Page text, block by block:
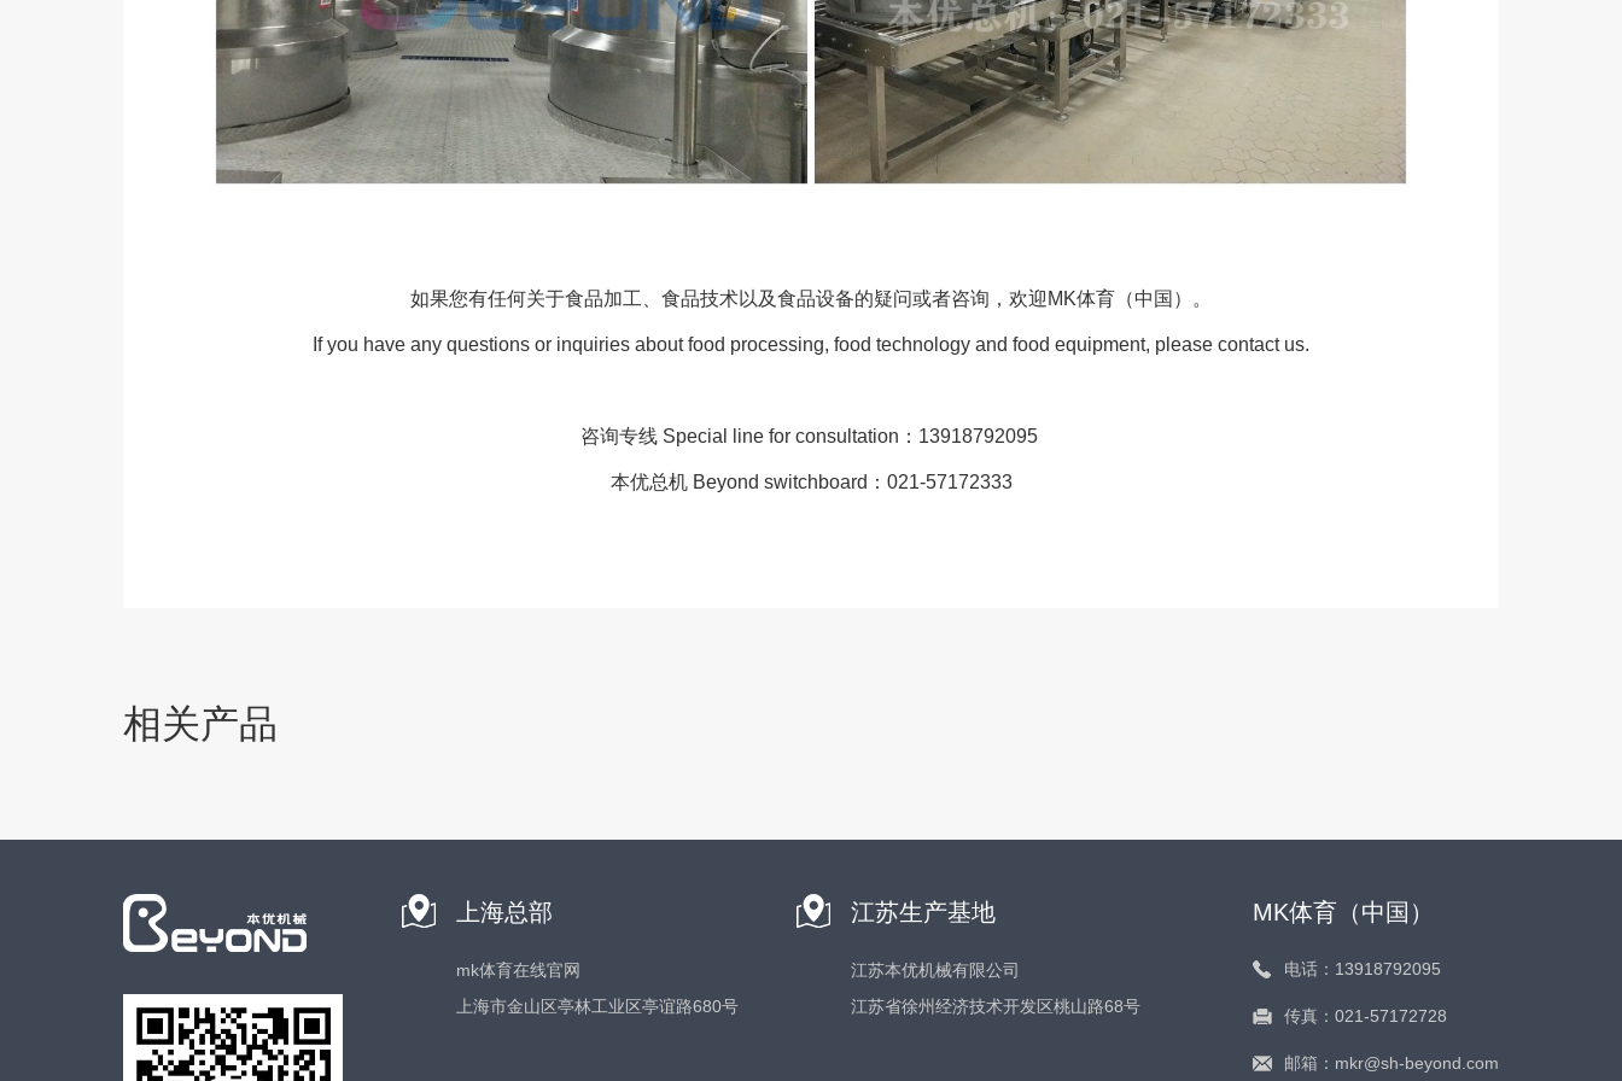
如果您有任何关于食品加工、食品技术以及食品设备的疑问或者咨询，欢迎MK体育（中国）。
If you have any questions or inquiries about food processing, food technology and food equipment, please contact us.
咨询专线 Special line for consultation ：13918792095
本优总机 Beyond switchboard ：021-57172333
相关产品
上海总部
mk体育在线官网
上海市金山区亭林工业区亭谊路680号
江苏生产基地
江苏本优机械有限公司
江苏省徐州经济技术开发区桃山路68号
MK体育（中国）
电话：13918792095
传真：021-57172728
邮箱：mkr@sh-beyond.com